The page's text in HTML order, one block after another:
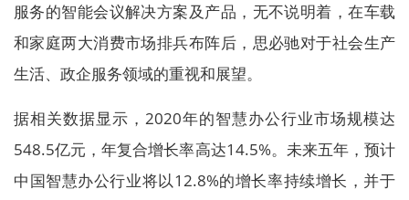
服务的智能会议解决方案及产品，无不说明着，在车载
和家庭两大消费市场排兵布阵后，思必驰对于社会生产
生活、政企服务领域的重视和展望。
据相关数据显示，2020年的智慧办公行业市场规模达
548.5亿元，年复合增长率高达14.5%。未来五年，预计
中国智慧办公行业将以12.8%的增长率持续增长，并于